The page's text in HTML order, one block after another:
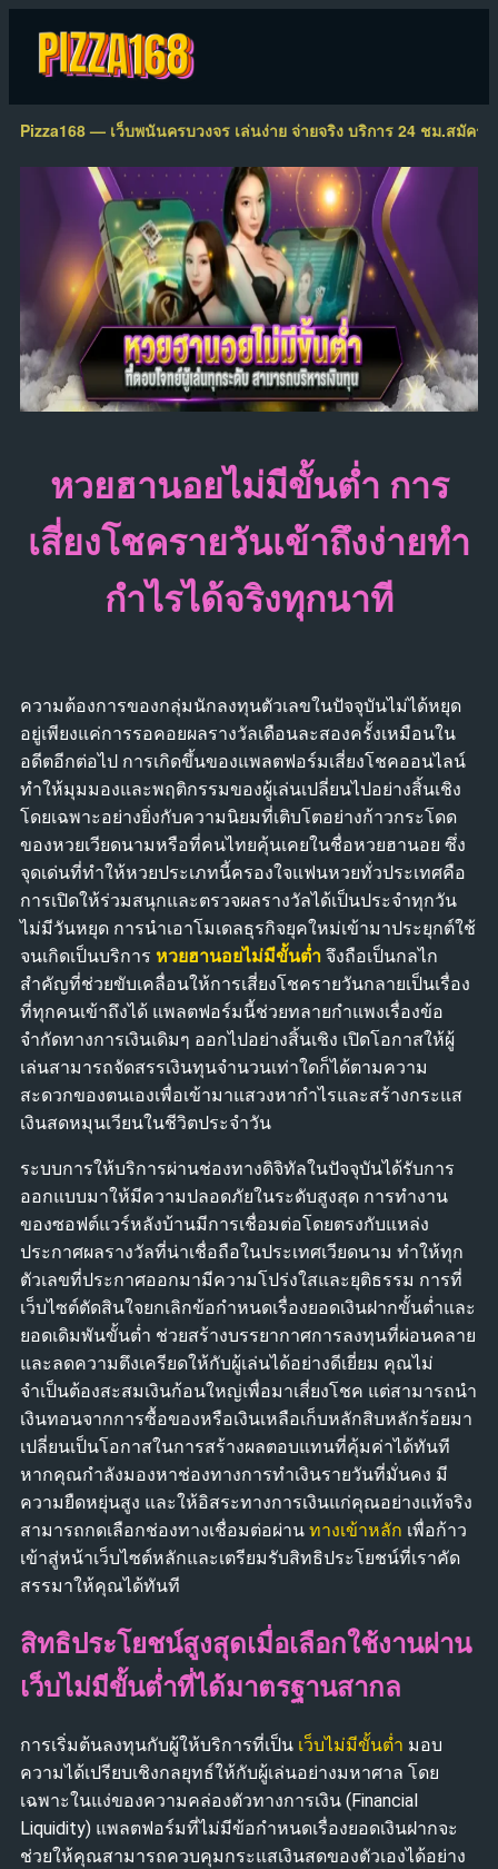
Pizza168 — เว็บพนันครบวงจร เล่นง่าย จ่ายจริง บริการ 24 ชม.สมัคร
หวยฮานอยไม่มีขั้นต่ำ การ
เสี่ยงโชครายวันเข้าถึงง่ายทำ
กำไรได้จริงทุกนาที
ความต้องการของกลุ่มนักลงทุนตัวเลขในปัจจุบันไม่ได้หยุด
อยู่เพียงแค่การรอคอยผลรางวัลเดือนละสองครั้งเหมือนใน
อดีตอีกต่อไป การเกิดขึ้นของแพลตฟอร์มเสี่ยงโชคออนไลน์
ทำให้มุมมองและพฤติกรรมของผู้เล่นเปลี่ยนไปอย่างสิ้นเชิง
โดยเฉพาะอย่างยิ่งกับความนิยมที่เติบโตอย่างก้าวกระโดด
ของหวยเวียดนามหรือที่คนไทยคุ้นเคยในชื่อหวยฮานอย ซึ่ง
จุดเด่นที่ทำให้หวยประเภทนี้ครองใจแฟนหวยทั่วประเทศคือ
การเปิดให้ร่วมสนุกและตรวจผลรางวัลได้เป็นประจำทุกวัน
ไม่มีวันหยุด การนำเอาโมเดลธุรกิจยุคใหม่เข้ามาประยุกต์ใช้
จนเกิดเป็นบริการ หวยฮานอยไม่มีขั้นต่ำ จึงถือเป็นกลไก
สำคัญที่ช่วยขับเคลื่อนให้การเสี่ยงโชครายวันกลายเป็นเรื่อง
ที่ทุกคนเข้าถึงได้ แพลตฟอร์มนี้ช่วยทลายกำแพงเรื่องข้อ
จำกัดทางการเงินเดิมๆ ออกไปอย่างสิ้นเชิง เปิดโอกาสให้ผู้
เล่นสามารถจัดสรรเงินทุนจำนวนเท่าใดก็ได้ตามความ
สะดวกของตนเองเพื่อเข้ามาแสวงหากำไรและสร้างกระแส
เงินสดหมุนเวียนในชีวิตประจำวัน
ระบบการให้บริการผ่านช่องทางดิจิทัลในปัจจุบันได้รับการ
ออกแบบมาให้มีความปลอดภัยในระดับสูงสุด การทำงาน
ของซอฟต์แวร์หลังบ้านมีการเชื่อมต่อโดยตรงกับแหล่ง
ประกาศผลรางวัลที่น่าเชื่อถือในประเทศเวียดนาม ทำให้ทุก
ตัวเลขที่ประกาศออกมามีความโปร่งใสและยุติธรรม การที่
เว็บไซต์ตัดสินใจยกเลิกข้อกำหนดเรื่องยอดเงินฝากขั้นต่ำและ
ยอดเดิมพันขั้นต่ำ ช่วยสร้างบรรยากาศการลงทุนที่ผ่อนคลาย
และลดความตึงเครียดให้กับผู้เล่นได้อย่างดีเยี่ยม คุณไม่
จำเป็นต้องสะสมเงินก้อนใหญ่เพื่อมาเสี่ยงโชค แต่สามารถนำ
เงินทอนจากการซื้อของหรือเงินเหลือเก็บหลักสิบหลักร้อยมา
เปลี่ยนเป็นโอกาสในการสร้างผลตอบแทนที่คุ้มค่าได้ทันที
หากคุณกำลังมองหาช่องทางการทำเงินรายวันที่มั่นคง มี
ความยืดหยุ่นสูง และให้อิสระทางการเงินแก่คุณอย่างแท้จริง
สามารถกดเลือกช่องทางเชื่อมต่อผ่าน ทางเข้าหลัก เพื่อก้าว
เข้าสู่หน้าเว็บไซต์หลักและเตรียมรับสิทธิประโยชน์ที่เราคัด
สรรมาให้คุณได้ทันที
สิทธิประโยชน์สูงสุดเมื่อเลือกใช้งานผ่าน
เว็บไม่มีขั้นต่ำที่ได้มาตรฐานสากล
การเริ่มต้นลงทุนกับผู้ให้บริการที่เป็น เว็บไม่มีขั้นต่ำ มอบ
ความได้เปรียบเชิงกลยุทธ์ให้กับผู้เล่นอย่างมหาศาล โดย
เฉพาะในแง่ของความคล่องตัวทางการเงิน (Financial
Liquidity) แพลตฟอร์มที่ไม่มีข้อกำหนดเรื่องยอดเงินฝากจะ
ช่วยให้คุณสามารถควบคุมกระแสเงินสดของตัวเองได้อย่าง